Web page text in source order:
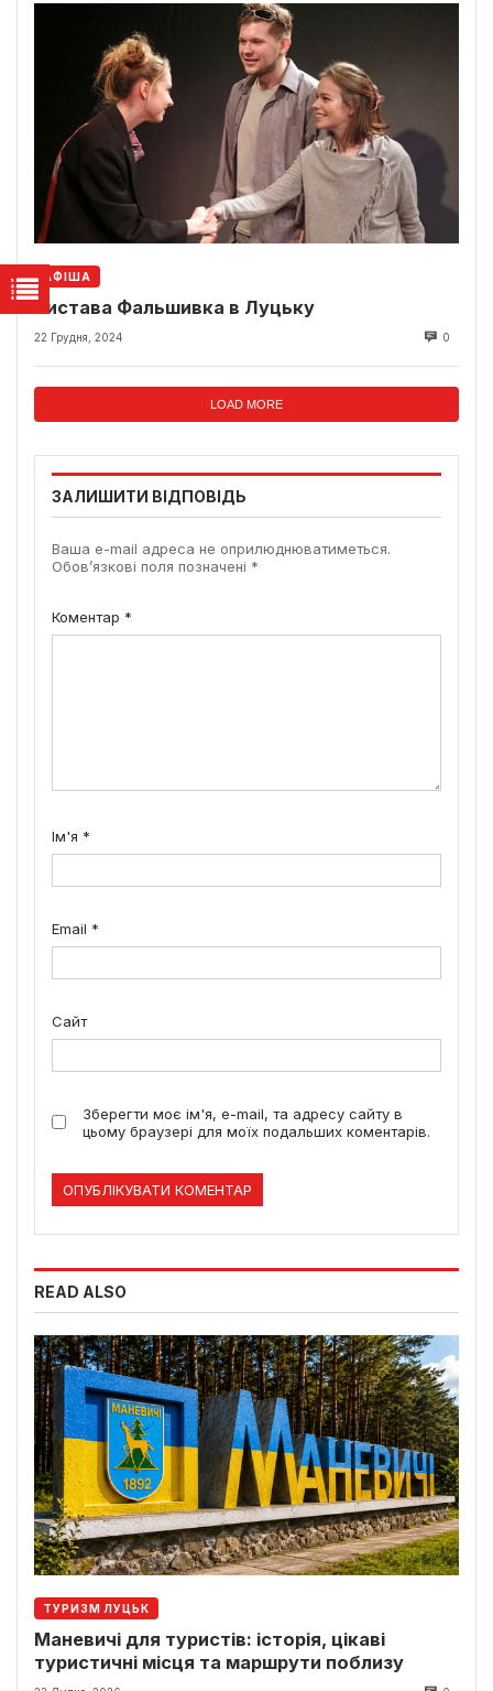
АФІША
Вистава Фальшивка в Луцьку
22 Грудня, 2024 0
LOAD MORE
ЗАЛИШИТИ ВІДПОВІДЬ
Ваша e-mail адреса не оприлюднюватиметься.
Обов’язкові поля позначені *
Коментар *
Ім'я *
Email *
Сайт
Зберегти моє ім'я, e-mail, та адресу сайту в
цьому браузері для моїх подальших коментарів.
READ ALSO
ТУРИЗМ ЛУЦЬК
Маневичі для туристів: історія, цікаві
туристичні місця та маршрути поблизу